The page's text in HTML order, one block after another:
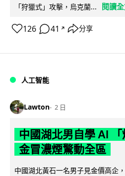
「狩獵式」攻擊，烏克蘭...
閱讀
126 41 ↗ 分享
人工智能
Lawton 2 日
中國湖北男自學 AI
金冒濃煙驚動全區
中國湖北黃石一名男子見金價高企